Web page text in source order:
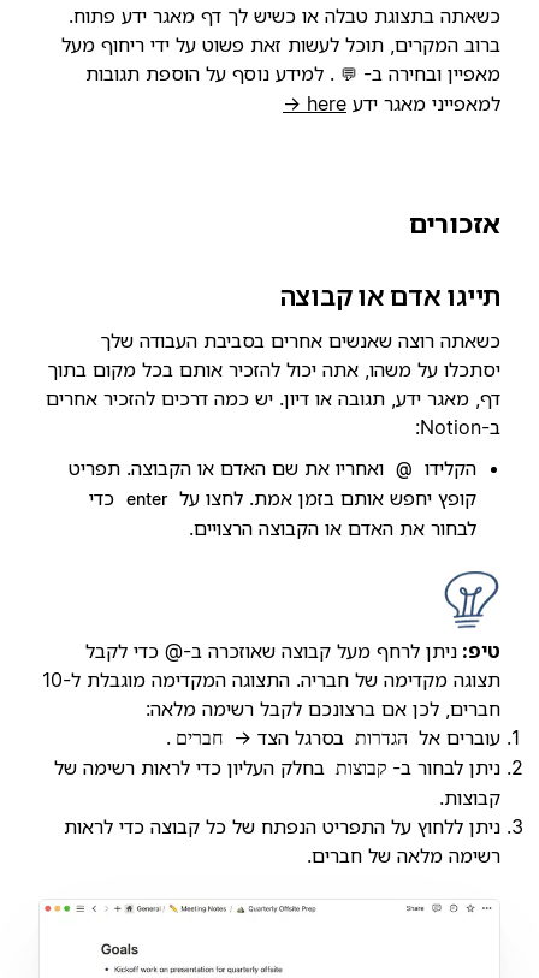
כשאתה בתצוגת טבלה או כשיש לך דף מאגר ידע פתוח.
ברוב המקרים, תוכל לעשות זאת פשוט על ידי ריחוף מעל
מאפיין ובחירה ב- 💬 . למידע נוסף על הוספת תגובות
למאפייני מאגר ידע here →
אזכורים
תייגו אדם או קבוצה
כשאתה רוצה שאנשים אחרים בסביבת העבודה שלך
יסתכלו על משהו, אתה יכול להזכיר אותם בכל מקום בתוך
דף, מאגר ידע, תגובה או דיון. יש כמה דרכים להזכיר אחרים
ב-Notion:
הקלידו
@ ואחריו את שם האדם או הקבוצה. תפריט
קופץ יחפש אותם בזמן אמת. לחצו על enter כדי
לבחור את האדם או הקבוצה הרצויים.
טיפ: ניתן לרחף מעל קבוצה שאוזכרה ב-@ כדי לקבל
תצוגה מקדימה של חבריה. התצוגה המקדימה מוגבלת ל-10
חברים, לכן אם ברצונכם לקבל רשימה מלאה:
עוברים אל הגדרות בסרגל הצד → חברים .
ניתן לבחור ב- קבוצות בחלק העליון כדי לראות רשימה של
קבוצות.
ניתן ללחוץ על התפריט הנפתח של כל קבוצה כדי לראות
רשימה מלאה של חברים.